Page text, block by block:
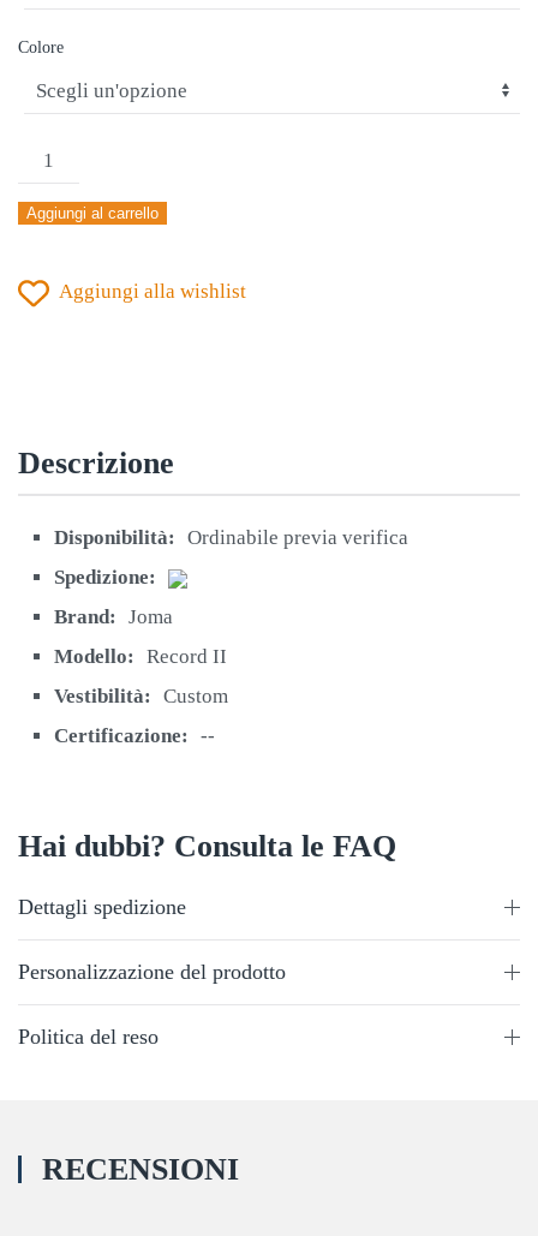
Colore
JOMA
RECORD
II
quantità
Aggiungi al carrello
Aggiungi alla wishlist
Descrizione
Disponibilità:
Ordinabile previa verifica
Spedizione:
Brand:
Joma
Modello:
Record II
Vestibilità:
Custom
Certificazione:
--
Hai dubbi? Consulta le FAQ
Dettagli spedizione
Personalizzazione del prodotto
Politica del reso
RECENSIONI